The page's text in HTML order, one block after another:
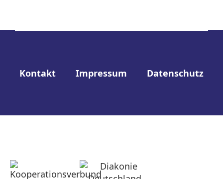
Kontakt Impressum Datenschutz